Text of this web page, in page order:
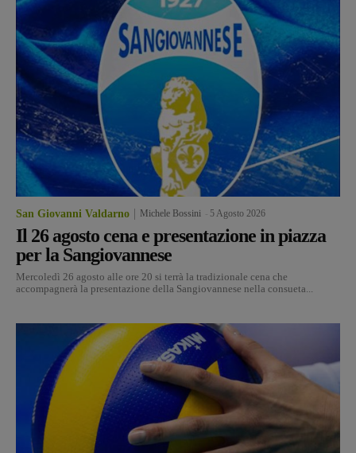
San Giovanni Valdarno Michele Bossini 5 Agosto 2026
Il 26 agosto cena e presentazione in piazza
per la Sangiovannese
Mercoledì 26 agosto alle ore 20 si terrà la tradizionale cena che
accompagnerà la presentazione della Sangiovannese nella consueta...